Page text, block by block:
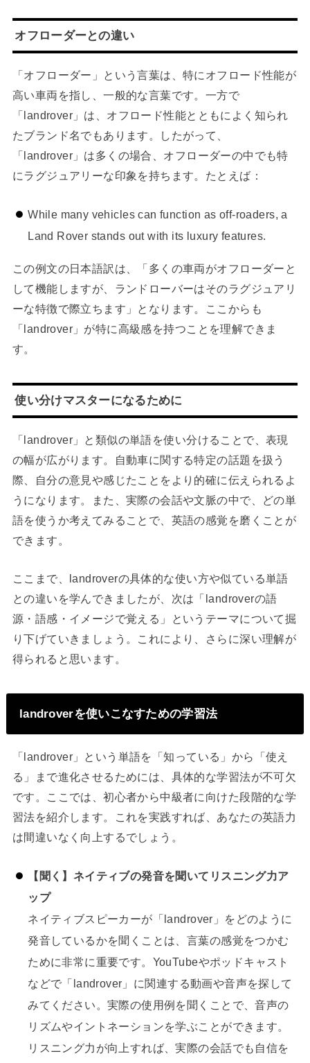
オフローダーとの違い
「オフローダー」という言葉は、特にオフロード性能が
高い車両を指し、一般的な言葉です。一方で
「landrover」は、オフロード性能とともによく知られ
たブランド名でもあります。したがって、
「landrover」は多くの場合、オフローダーの中でも特
にラグジュアリーな印象を持ちます。たとえば：
While many vehicles can function as off-roaders, a
Land Rover stands out with its luxury features.
この例文の日本語訳は、「多くの車両がオフローダーと
して機能しますが、ランドローバーはそのラグジュアリ
ーな特徴で際立ちます」となります。ここからも
「landrover」が特に高級感を持つことを理解できま
す。
使い分けマスターになるために
「landrover」と類似の単語を使い分けることで、表現
の幅が広がります。自動車に関する特定の話題を扱う
際、自分の意見や感じたことをより的確に伝えられるよ
うになります。また、実際の会話や文脈の中で、どの単
語を使うか考えてみることで、英語の感覚を磨くことが
できます。
ここまで、landroverの具体的な使い方や似ている単語
との違いを学んできましたが、次は「landroverの語
源・語感・イメージで覚える」というテーマについて掘
り下げていきましょう。これにより、さらに深い理解が
得られると思います。
landroverを使いこなすための学習法
「landrover」という単語を「知っている」から「使え
る」まで進化させるためには、具体的な学習法が不可欠
です。ここでは、初心者から中級者に向けた段階的な学
習法を紹介します。これを実践すれば、あなたの英語力
は間違いなく向上するでしょう。
【聞く】ネイティブの発音を聞いてリスニング力ア
ップ
ネイティブスピーカーが「landrover」をどのように
発音しているかを聞くことは、言葉の感覚をつかむ
ために非常に重要です。YouTubeやポッドキャスト
などで「landrover」に関連する動画や音声を探して
みてください。実際の使用例を聞くことで、音声の
リズムやイントネーションを学ぶことができます。
リスニング力が向上すれば、実際の会話でも自信を